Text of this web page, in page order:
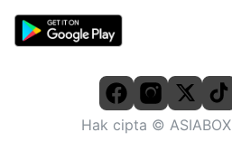
Hak cipta ©